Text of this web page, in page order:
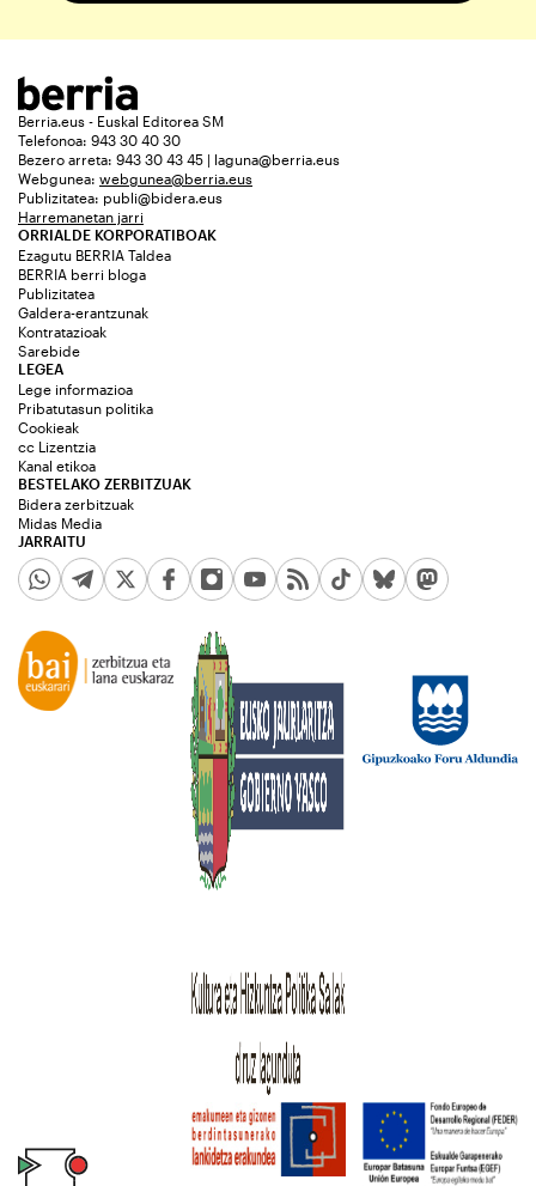
Berria.eus - Euskal Editorea SM
Telefonoa: 943 30 40 30
Bezero arreta: 943 30 43 45 | laguna@berria.eus
Webgunea: webgunea@berria.eus
Publizitatea: publi@bidera.eus
Harremanetan jarri
ORRIALDE KORPORATIBOAK
Ezagutu BERRIA Taldea
BERRIA berri bloga
Publizitatea
Galdera-erantzunak
Kontratazioak
Sarebide
JARRAITU
LEGEA
Lege informazioa
Pribatutasun politika
Cookieak
cc Lizentzia
Kanal etikoa
BESTELAKO ZERBITZUAK
Bidera zerbitzuak
Midas Media